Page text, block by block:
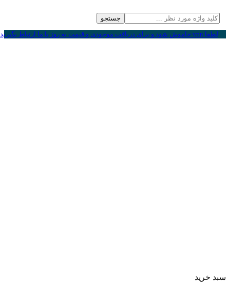
جستجو
لطفا vpn خاموش شود و برای دریافت موجودی و قیمت به روز با ما ارتباط بگیرید
خرید